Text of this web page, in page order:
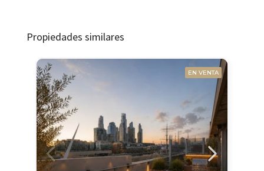
Propiedades similares
EN VENTA